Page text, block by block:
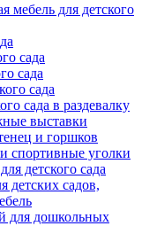
мебель для детского
сада
сада
сада
сада в раздевалку
выставки
и горшков
спортивные уголки
детского сада
детских садов,
для дошкольных